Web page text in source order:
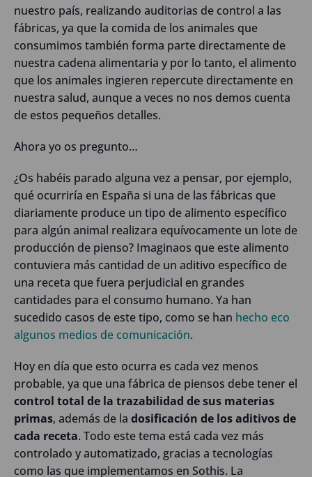
nuestro país, realizando auditorias de control a las
fábricas, ya que la comida de los animales que
consumimos también forma parte directamente de
nuestra cadena alimentaria y por lo tanto, el alimento
que los animales ingieren repercute directamente en
nuestra salud, aunque a veces no nos demos cuenta
de estos pequeños detalles.
Ahora yo os pregunto…
¿Os habéis parado alguna vez a pensar, por ejemplo,
qué ocurriría en España si una de las fábricas que
diariamente produce un tipo de alimento específico
para algún animal realizara equívocamente un lote de
producción de pienso? Imaginaos que este alimento
contuviera más cantidad de un aditivo específico de
una receta que fuera perjudicial en grandes
cantidades para el consumo humano. Ya han
sucedido casos de este tipo, como se han hecho eco
algunos medios de comunicación.
Hoy en día que esto ocurra es cada vez menos
probable, ya que una fábrica de piensos debe tener el
control total de la trazabilidad de sus materias
primas, además de la dosificación de los aditivos de
cada receta. Todo este tema está cada vez más
controlado y automatizado, gracias a tecnologías
como las que implementamos en Sothis. La